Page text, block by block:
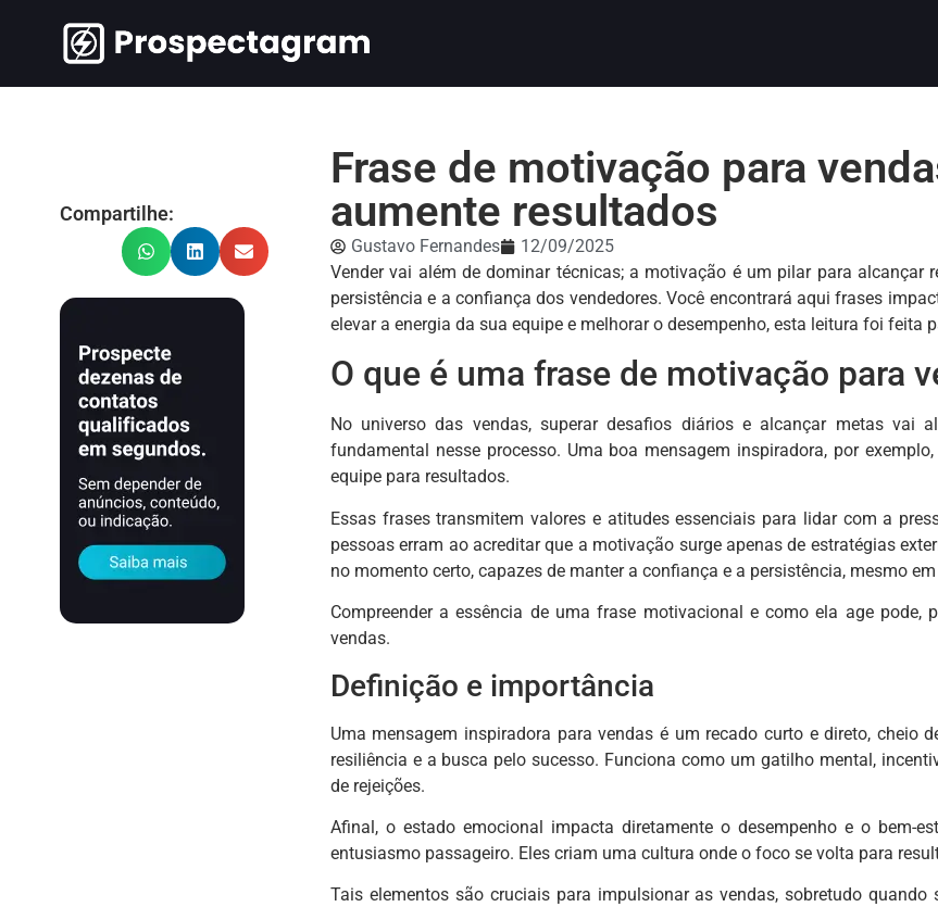
Compartilhe:
Frase de motivação para
aumente resultados
Gustavo Fernandes
12/09/2025
Vender vai além de dominar técnicas; a motivação é um pilar para alcançar
persistência e a confiança dos vendedores. Você encontrará aqui frases
elevar a energia da sua equipe e melhorar o desempenho, esta leitura foi feita
O que é uma frase de motivação para
No universo das vendas, superar desafios diários e alcançar metas vai
fundamental nesse processo. Uma boa mensagem inspiradora, por
equipe para resultados.
Essas frases transmitem valores e atitudes essenciais para lidar com a
pessoas erram ao acreditar que a motivação surge apenas de estratégias
no momento certo, capazes de manter a confiança e a persistência, mesmo
Compreender a essência de uma frase motivacional e como ela age
vendas.
Definição e importância
Uma mensagem inspiradora para vendas é um recado curto e direto, cheio
resiliência e a busca pelo sucesso. Funciona como um gatilho mental,
de rejeições.
Afinal, o estado emocional impacta diretamente o desempenho e o bem-
entusiasmo passageiro. Eles criam uma cultura onde o foco se volta para
Tais elementos são cruciais para impulsionar as vendas, sobretudo